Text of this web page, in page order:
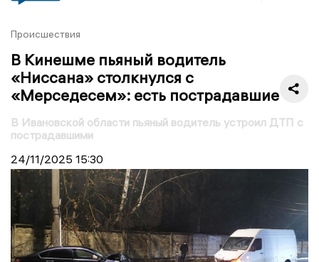
Происшествия
В Кинешме пьяный водитель
«Ниссана» столкнулся с
«Мерседесем»: есть пострадавшие
В Ивановской области пьяный водитель устроил ДТП с
пострадавшими
24/11/2025 15:30